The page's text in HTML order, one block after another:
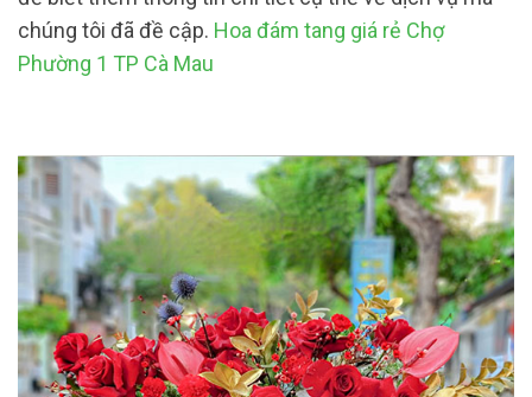
chúng tôi đã đề cập. Hoa đám tang giá rẻ Chợ
Phường 1 TP Cà Mau